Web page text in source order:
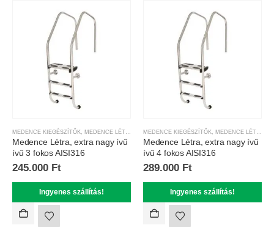
MEDENCE KIEGÉSZÍTŐK, MEDENCE LÉTRÁK
Medence Létra, extra nagy ívű
ívű 3 fokos AISI316
245.000 Ft
Ingyenes szállítás!
MEDENCE KIEGÉSZÍTŐK, MEDENCE LÉTRÁK
Medence Létra, extra nagy ívű
ívű 4 fokos AISI316
289.000 Ft
Ingyenes szállítás!